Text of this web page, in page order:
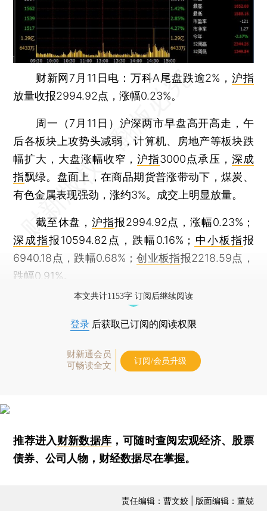
财新网7月11日电：万科A尾盘跌逾2%， 沪指
放量收报2994.92点，涨幅0.23%。
周一（7月11日）沪深两市早盘高开高走，午
后各板块上攻势头减弱，计算机、房地产等板块跌
幅扩大，大盘涨幅收窄，沪指3000点承压， 深成
指飘绿。盘面上，在商品期货普涨带动下，煤炭、
有色金属表现强劲，涨约3%。成交上明显放量。
截至休盘，沪指报2994.92点，涨幅0.23%；
深成指报10594.82点，跌幅0.16%； 中小板指报
6940.18点，跌幅0.68%；创业板指报2218.59点，
跌幅0.91%。
本文共计1153字 订阅后继续阅读
登录 后获取已订阅的阅读权限
财新通会员
可畅读全文
订阅/会员升级
推荐进入财新数据库 ，可随时查阅宏观经济、股票
债券、公司人物，财经数据尽在掌握。
责任编辑：曹文姣 | 版面编辑：董兢